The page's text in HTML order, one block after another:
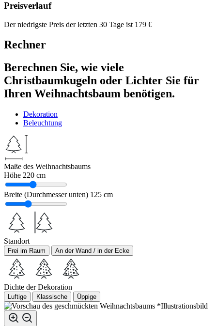
Preisverlauf
Der niedrigste Preis der letzten 30 Tage ist 179 €
Rechner
Berechnen Sie, wie viele
Christbaumkugeln oder Lichter Sie für
Ihren Weihnachtsbaum benötigen.
Dekoration
Beleuchtung
Maße des Weihnachtsbaums
Höhe 220 cm
Breite (Durchmesser unten) 125 cm
Standort
Frei im Raum An der Wand / in der Ecke
Dichte der Dekoration
Luftige Klassische Üppige
*Illustrationsbild